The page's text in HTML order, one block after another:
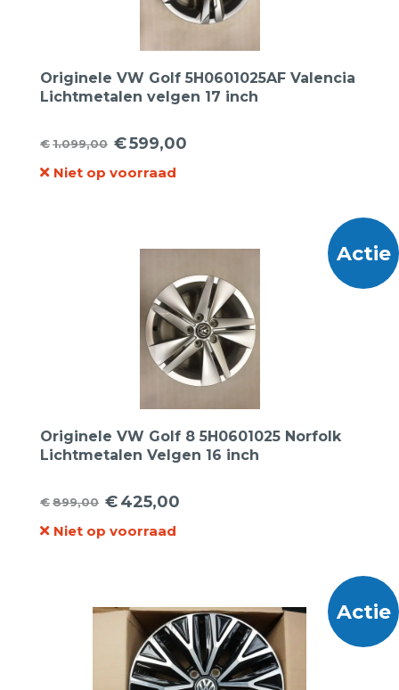
Originele VW Golf 5H0601025AF Valencia
Lichtmetalen velgen 17 inch
€1.099,00
Oorspronkelijke
prijs
€599,00
Huidige
prijs
Niet op voorraad
Actie
Originele VW Golf 8 5H0601025 Norfolk
Lichtmetalen Velgen 16 inch
€899,00
Oorspronkelijke
prijs
€425,00
Huidige
prijs
Niet op voorraad
Actie